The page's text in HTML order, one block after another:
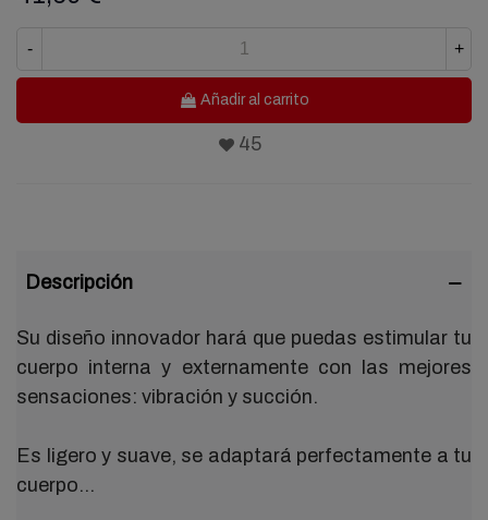
- +
Añadir al carrito
45
Descripción
Su diseño innovador hará que puedas estimular tu
cuerpo interna y externamente con las mejores
sensaciones: vibración y succión.
Es ligero y suave, se adaptará perfectamente a tu
cuerpo…